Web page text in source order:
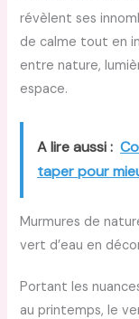
révèlent ses
de calme tout en
entre nature,
espace.
A lire aussi :
taper pour
Murmures de
vert d’eau en
Portant les
au printemps, le